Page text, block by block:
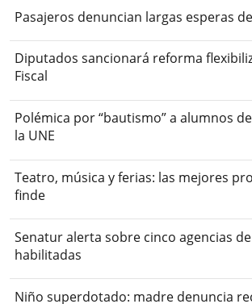
Pasajeros denuncian largas esperas
Diputados sancionará reforma
Fiscal
Polémica por “bautismo” a alumnos
la UNE
Teatro, música y ferias: las mejores
finde
Senatur alerta sobre cinco agencias
habilitadas
Niño superdotado: madre denuncia